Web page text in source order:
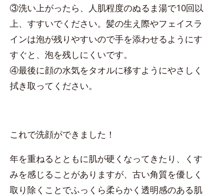
③洗い上がったら、人肌程度のぬるま湯で10回以
上、すすいでください。髪の生え際やフェイスラ
インは泡が残りやすいので手を添わせるようにす
すぐと、泡を残しにくいです。
④最後に顔の水気をタオルに移すようにやさしく
拭き取ってください。
これで洗顔ができました！
年を重ねるとともに肌が硬くなってきたり、くす
みを感じることがありますが、古い角質を優しく
取り除くことでふっくら柔らかく透明感のある肌